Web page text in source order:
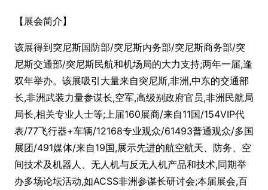
【展会简介】
该展得到突尼斯国防部/突尼斯内务部/突尼斯商务部/突
尼斯交通部/突尼斯民航和机场局的大力支持;两年一届,逢
双年举办。该展吸引大量来自突尼斯,非洲,中东的交通部
长,非洲武装力量参谋长,空军,高级别政府官员,非洲民航局
局长,相关专业人士等;上届160展商/来自11国/154VIP代
表/77飞行器+车辆/12168专业观众/61493普通观众/多国
展团/491媒体/来自19国,展示先进的航空航天、防务、空
间技术及机器人、无人机与反无人机产品和技术,同期举
办多场论坛活动,如ACSS非洲参谋长研讨会;本届展会,百